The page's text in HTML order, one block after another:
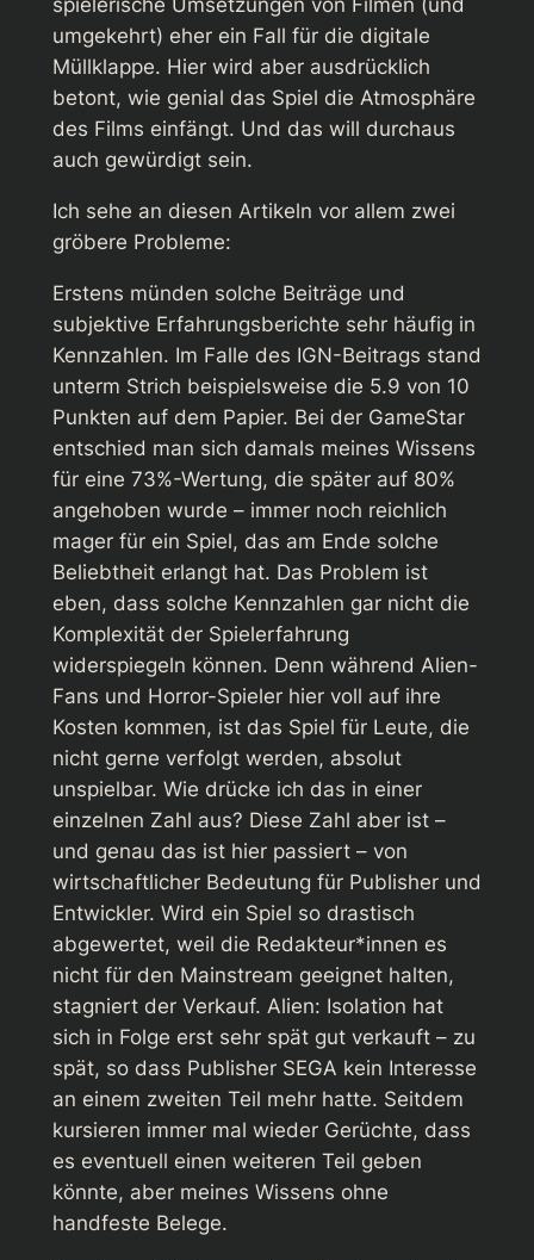
spielerische Umsetzungen von Filmen (und
umgekehrt) eher ein Fall für die digitale
Müllklappe. Hier wird aber ausdrücklich
betont, wie genial das Spiel die Atmosphäre
des Films einfängt. Und das will durchaus
auch gewürdigt sein.
Ich sehe an diesen Artikeln vor allem zwei
gröbere Probleme:
Erstens münden solche Beiträge und
subjektive Erfahrungsberichte sehr häufig in
Kennzahlen. Im Falle des IGN-Beitrags stand
unterm Strich beispielsweise die 5.9 von 10
Punkten auf dem Papier. Bei der GameStar
entschied man sich damals meines Wissens
für eine 73%-Wertung, die später auf 80%
angehoben wurde – immer noch reichlich
mager für ein Spiel, das am Ende solche
Beliebtheit erlangt hat. Das Problem ist
eben, dass solche Kennzahlen gar nicht die
Komplexität der Spielerfahrung
widerspiegeln können. Denn während Alien-
Fans und Horror-Spieler hier voll auf ihre
Kosten kommen, ist das Spiel für Leute, die
nicht gerne verfolgt werden, absolut
unspielbar. Wie drücke ich das in einer
einzelnen Zahl aus? Diese Zahl aber ist –
und genau das ist hier passiert – von
wirtschaftlicher Bedeutung für Publisher und
Entwickler. Wird ein Spiel so drastisch
abgewertet, weil die Redakteur*innen es
nicht für den Mainstream geeignet halten,
stagniert der Verkauf. Alien: Isolation hat
sich in Folge erst sehr spät gut verkauft – zu
spät, so dass Publisher SEGA kein Interesse
an einem zweiten Teil mehr hatte. Seitdem
kursieren immer mal wieder Gerüchte, dass
es eventuell einen weiteren Teil geben
könnte, aber meines Wissens ohne
handfeste Belege.